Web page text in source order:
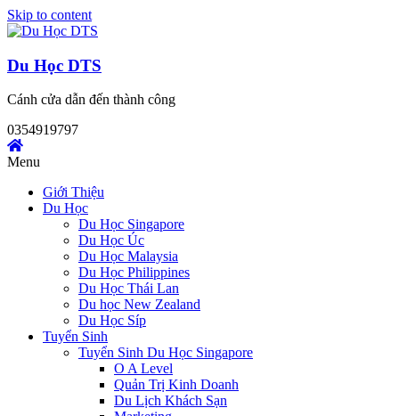
Skip to content
Du Học DTS
Cánh cửa dẫn đến thành công
0354919797
Menu
Giới Thiệu
Du Học
Du Học Singapore
Du Học Úc
Du Học Malaysia
Du Học Philippines
Du Học Thái Lan
Du học New Zealand
Du Học Síp
Tuyển Sinh
Tuyển Sinh Du Học Singapore
O A Level
Quản Trị Kinh Doanh
Du Lịch Khách Sạn